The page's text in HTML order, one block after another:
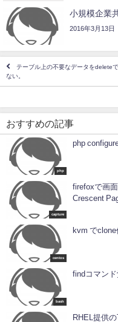
小規模企業
2016年3月13日
テーブル上の不要なデータをdelete
ない。
おすすめの記事
php
php
capture
firefoxで画
Crescent
centos
kvm で
bash
findコマン
RHEL提供